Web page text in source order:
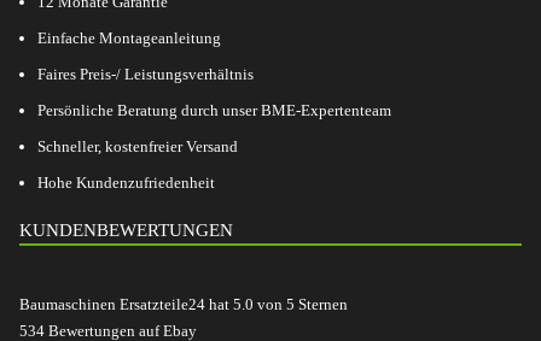
Einfache Montageanleitung
Faires Preis-/ Leistungsverhältnis
Persönliche Beratung durch unser BME-Expertenteam
Schneller, kostenfreier Versand
Hohe Kundenzufriedenheit
KUNDENBEWERTUNGEN
Baumaschinen Ersatzteile24 hat 5.0 von 5 Sternen
534 Bewertungen auf Ebay